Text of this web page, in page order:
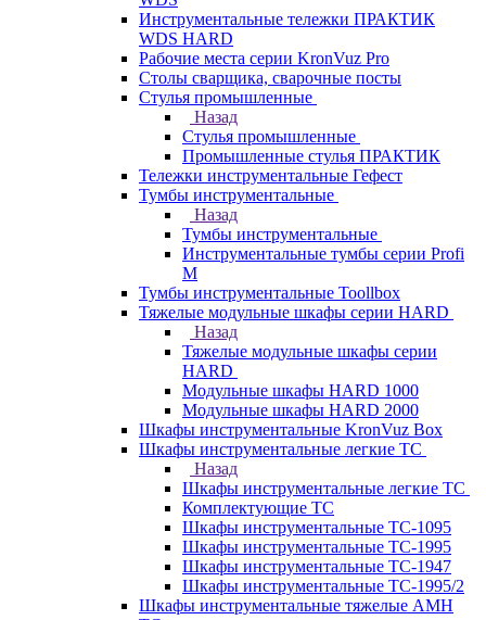
Инструментальные тележки ПРАКТИК
WDS HARD
Рабочие места серии KronVuz Pro
Столы сварщика, сварочные посты
Стулья промышленные
Назад
Стулья промышленные
Промышленные стулья ПРАКТИК
Тележки инструментальные Гефест
Тумбы инструментальные
Назад
Тумбы инструментальные
Инструментальные тумбы серии Profi
M
Тумбы инструментальные Toollbox
Тяжелые модульные шкафы серии HARD
Назад
Тяжелые модульные шкафы серии
HARD
Модульные шкафы HARD 1000
Модульные шкафы HARD 2000
Шкафы инструментальные KronVuz Box
Шкафы инструментальные легкие ТС
Назад
Шкафы инструментальные легкие ТС
Комплектующие ТС
Шкафы инструментальные TC-1095
Шкафы инструментальные TC-1995
Шкафы инструментальные ТС-1947
Шкафы инструментальные ТС-1995/2
Шкафы инструментальные тяжелые AMH